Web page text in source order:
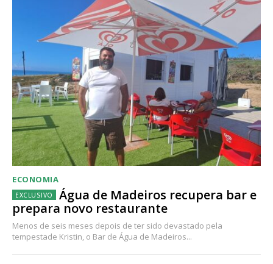
ECONOMIA
Água de Madeiros recupera bar e
prepara novo restaurante
Menos de seis meses depois de ter sido devastado pela
tempestade Kristin, o Bar de Água de Madeiros...